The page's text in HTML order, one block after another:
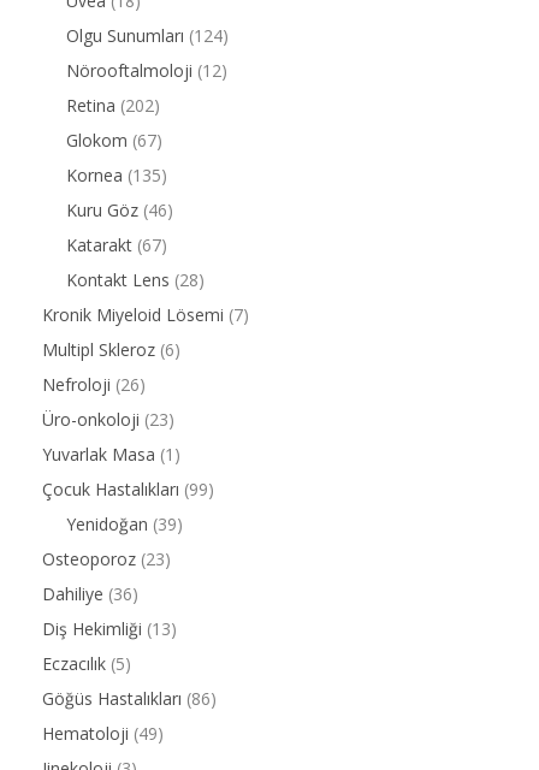
Olgu Sunumları (124)
Nörooftalmoloji (12)
Retina (202)
Glokom (67)
Kornea (135)
Kuru Göz (46)
Katarakt (67)
Kontakt Lens (28)
Kronik Miyeloid Lösemi (7)
Multipl Skleroz (6)
Nefroloji (26)
Üro-onkoloji (23)
Yuvarlak Masa (1)
Çocuk Hastalıkları (99)
Yenidoğan (39)
Osteoporoz (23)
Dahiliye (36)
Diş Hekimliği (13)
Eczacılık (5)
Göğüs Hastalıkları (86)
Hematoloji (49)